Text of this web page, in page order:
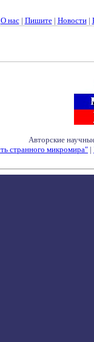
О нас| Пишите| Новости|
Авторские
странного микромира" |